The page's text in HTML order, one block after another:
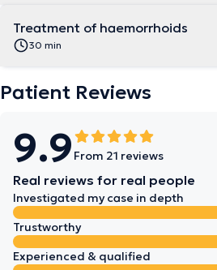
Treatment of haemorrhoids
30 min
Patient Reviews
9.9 From 21 reviews
Real reviews for real people
Investigated my case in depth
Trustworthy
Experienced & qualified